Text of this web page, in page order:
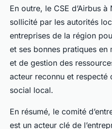
En outre, le CSE d’Airbus
sollicité par les autorités
entreprises de la région
et ses bonnes pratiques
et de gestion des
acteur reconnu et respecté
social local.
En résumé, le comité
est un acteur clé de